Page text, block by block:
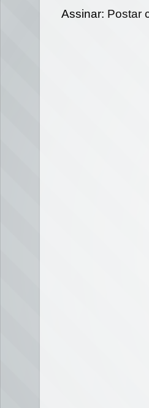
Assinar: Postar